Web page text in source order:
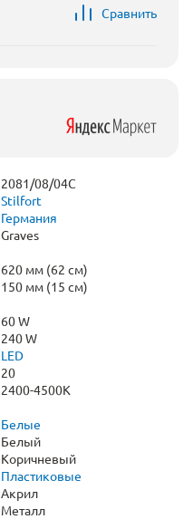
2081/08/04C
Stilfort
Германия
Graves
620 мм (62 см)
150 мм (15 см)
60 W
240 W
LED
20
2400-4500K
Белые
Белый
Коричневый
Пластиковые
Акрил
Металл
Сравнить